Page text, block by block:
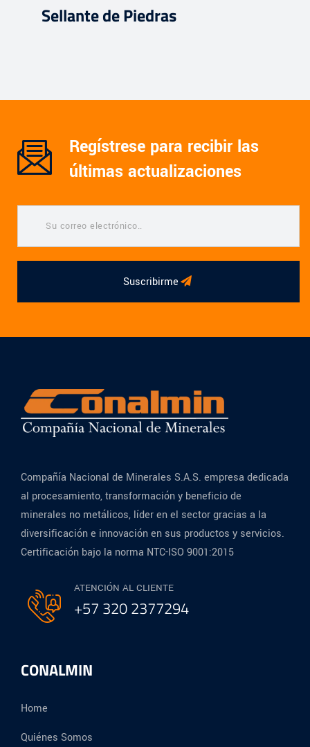
Sellante de Piedras
Regístrese para recibir las
últimas actualizaciones
Suscribirme
Compañía Nacional de Minerales S.A.S. empresa dedicada
al procesamiento, transformación y beneficio de
minerales no metálicos, líder en el sector gracias a la
diversificación e innovación en sus productos y servicios.
Certificación bajo la norma NTC-ISO 9001:2015
ATENCIÓN AL CLIENTE
+57 320 2377294
CONALMIN
Home
Quiénes Somos